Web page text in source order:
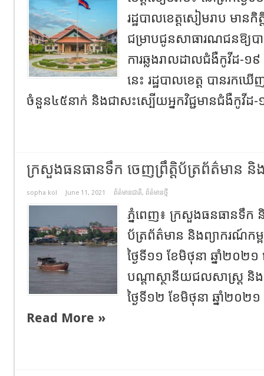
រដ្ឋបាលខេត្តសៀមរាប មា
ជម្រាបជូនសាធារណជនឱ្យបា
ការឆ្លងរាលដាលជំងឺកូវីដ-
នេះ រដ្ឋបាលខេត្ត បានរកឃ
ចំនួន៤៥នាក់ និងជាសះស្បើយអ្នកវិជ្ជមានជំងឺកូវីដ
ក្រសួងធនធានទឹក ចេញព្រឹត្តិប័ត្រព័ត៌មាន
sopha kol June 11, 2021 ព័ត៌មានជាតិ, ព័ត៌មានថ្មី
ភ្នំពេញ៖ ក្រសួងធនធានទឹក
ប័ត្រព័ត៌មាន និងព្យាករណ៍ក
ថ្ងៃទី១១ ខែមិថុនា ឆ្នាំ២០២
បណ្តាស្ថានីយជលសាស្ត្រ និ
ថ្ងៃទី១២ ខែមិថុនា ឆ្នាំ២០២
Read More »